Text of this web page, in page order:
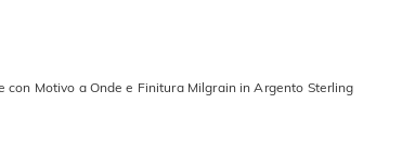
con Motivo a Onde e Finitura Milgrain in Argento Sterling